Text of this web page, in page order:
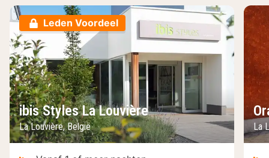
Leden Voordeel
ibis Styles La Louvière
La Louvière, België La